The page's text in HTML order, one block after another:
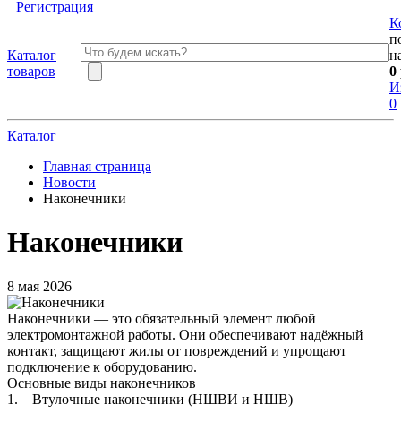
Регистрация
Каталог
товаров
0
0
Каталог
Главная страница
Новости
Наконечники
Наконечники
8 мая 2026
Наконечники — это обязательный элемент любой
электромонтажной работы. Они обеспечивают надёжный
контакт, защищают жилы от повреждений и упрощают
подключение к оборудованию.
Основные виды наконечников
1. Втулочные наконечники (НШВИ и НШВ)